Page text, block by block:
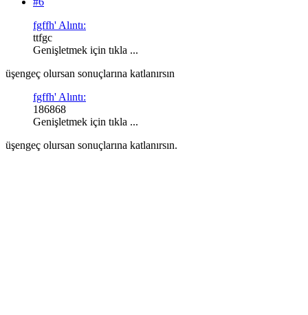
fgffh' Alıntı:
ttfgc
Genişletmek için tıkla ...
üşengeç olursan sonuçlarına katlanırsın
fgffh' Alıntı:
186868
Genişletmek için tıkla ...
üşengeç olursan sonuçlarına katlanırsın.